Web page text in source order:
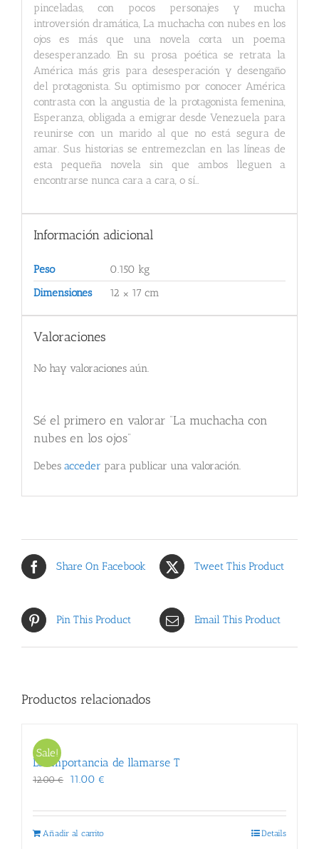
pinceladas, con pocos personajes y mucha
introversión dramática, La muchacha con nubes en los
ojos es más que una novela corta un poema
desesperanzado. En su prosa poética se retrata la
América más gris para desesperación y desengaño
del protagonista. Su optimismo por conocer América
contrasta con la angustia de la protagonista femenina,
Esperanza, obligada a emigrar desde Venezuela para
reunirse con un marido al que no está segura de
amar. Sus historias se entremezclan en las líneas de
esta pequeña novela sin que ambos lleguen a
encontrarse nunca cara a cara, o sí…
Información adicional
Peso
0.150 kg
Dimensiones
12 × 17 cm
Valoraciones
No hay valoraciones aún.
Sé el primero en valorar “La muchacha con
nubes en los ojos”
Debes acceder para publicar una valoración.
Share On Facebook Tweet This Product
Pin This Product Email This Product
Productos relacionados
Sale!
La importancia de llamarse T
12.00€
El
original
11.00 €
actual
Añadir al carrito Details